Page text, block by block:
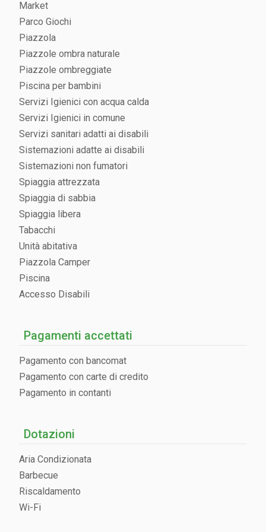
Market
Parco Giochi
Piazzola
Piazzole ombra naturale
Piazzole ombreggiate
Piscina per bambini
Servizi Igienici con acqua calda
Servizi Igienici in comune
Servizi sanitari adatti ai disabili
Sistemazioni adatte ai disabili
Sistemazioni non fumatori
Spiaggia attrezzata
Spiaggia di sabbia
Spiaggia libera
Tabacchi
Unità abitativa
Piazzola Camper
Piscina
Accesso Disabili
Pagamenti accettati
Pagamento con bancomat
Pagamento con carte di credito
Pagamento in contanti
Dotazioni
Aria Condizionata
Barbecue
Riscaldamento
Wi-Fi